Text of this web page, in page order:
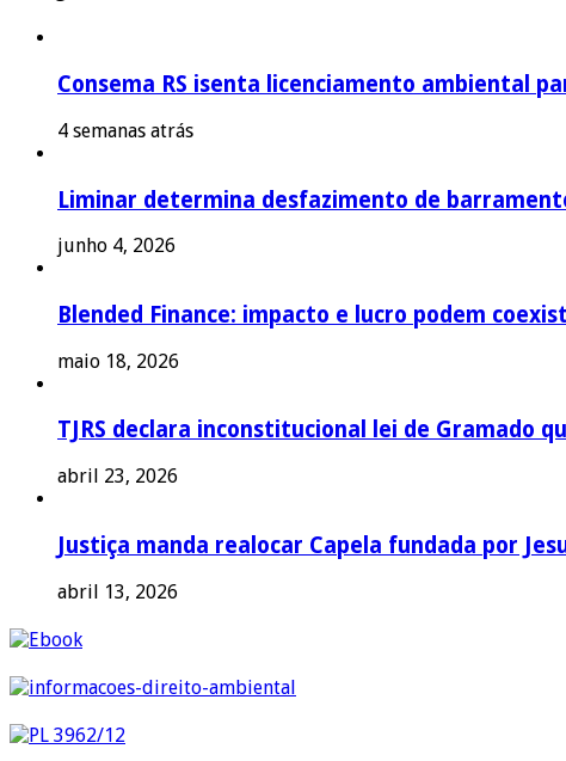
Consema RS isenta licenciamento ambiental
4 semanas atrás
Liminar determina desfazimento de
junho 4, 2026
Blended Finance: impacto e lucro podem
maio 18, 2026
TJRS declara inconstitucional lei de Gramado
abril 23, 2026
Justiça manda realocar Capela fundada por
abril 13, 2026